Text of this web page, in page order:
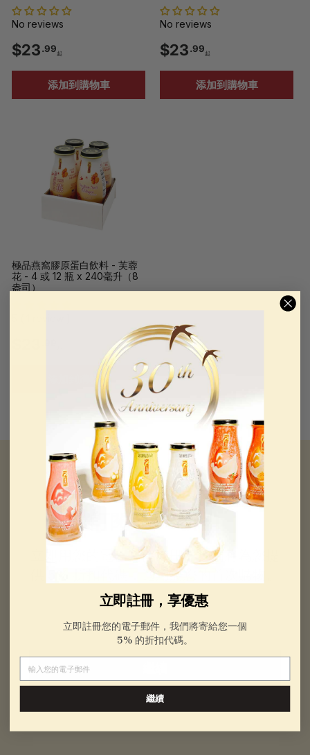
No reviews
$23.99 起
2
3
9
9
起
添加到購物車
No reviews
$23.99 起
2
3
添加到購物車
極品燕窩膠原蛋白飲料 - 芙蓉
花 - 4 或 12 瓶 x 240毫升（8
盎司）
9
起
添加到購物車
訂閱享5%折扣
立即用您的電子郵件註冊，我們將為您提
5% 折扣代碼，適用於您的首次購物。
立即註冊，享優惠
立即註冊您的電子郵件，我們將寄給您一個
5% 的折扣代碼。
繼續